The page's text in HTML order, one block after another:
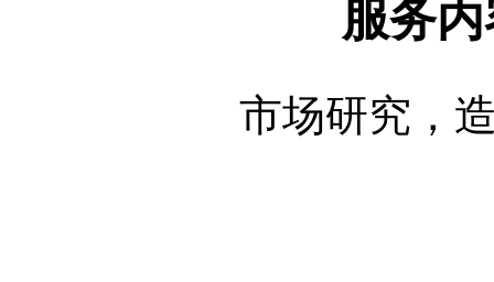
服务内
市场研究，